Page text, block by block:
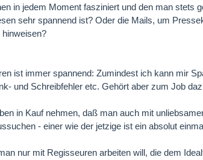
in jedem Moment fasziniert und den man stets
sehr spannend ist? Oder die Mails, um
ist immer spannend: Zumindest ich kann mir
und Schreibfehler etc. Gehört aber zum Job
in Kauf nehmen, daß man auch mit
- einer wie der jetzige ist ein absolut
nur mit Regisseuren arbeiten will, die dem